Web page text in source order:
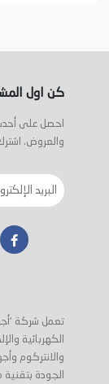
كن اول
احصل على
والعروض.
تعمل شركة
الكهربائية
والانتركوم
الجودة